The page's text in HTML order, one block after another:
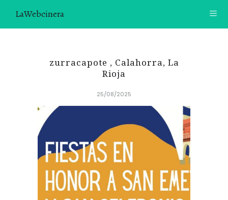
LaWebcinera
SOBRE MÍ
¿TE GUSTARÍA UNIRTE A NUESTRA AVENTURA GASTRON
ÚNETE A LA NEWSLETTER
RECOMENDACIONES
zurracapote , Calahorra, La
Rioja
25/08/2025